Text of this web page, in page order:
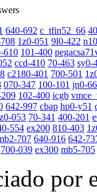
640-692 c_tfin52_66
1z0-051 9l0-422
610 101-400
ccd-410 70-463 sy0-
c2180-401 700-501
070-347 100-101 jn0-
102-400 icgb
642-997 cbap hp0-y51
053 70-341 400-201
554 ex200 810-403
707 640-916 642-
700-039 ex300 mb5-705
por